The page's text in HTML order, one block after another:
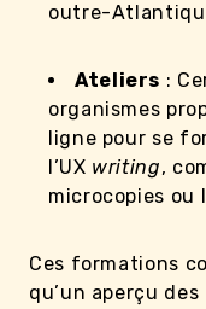
outre-
Ateliers :
organismes
ligne pour se
l’UX writing,
microcopies ou
Ces formations
qu’un aperçu